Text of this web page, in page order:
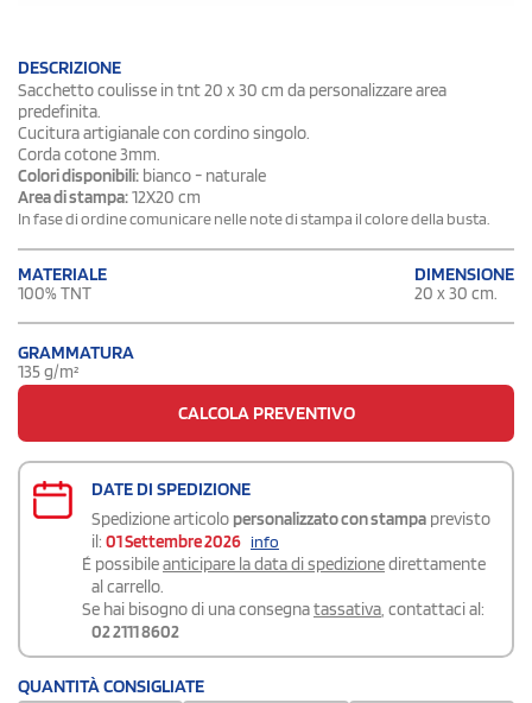
DESCRIZIONE
Sacchetto coulisse in tnt 20 x 30 cm da personalizzare area
predefinita.
Cucitura artigianale con cordino singolo.
Corda cotone 3mm.
Colori disponibili: bianco - naturale
Area di stampa:12X20 cm
In fase di ordine comunicare nelle note di stampa il colore della busta.
MATERIALE
100% TNT
DIMENSIONE
20 x 30 cm.
GRAMMATURA
135 g/m²
CALCOLA PREVENTIVO
DATE DI SPEDIZIONE
Spedizione articolo personalizzato con stampa previsto
il: 01 Settembre 2026 info
É possibileanticipare la data di spedizionedirettamente
al carrello.
Se hai bisogno di una consegnatassativa, contattaci al:
02 2111 8602
QUANTITÀ CONSIGLIATE